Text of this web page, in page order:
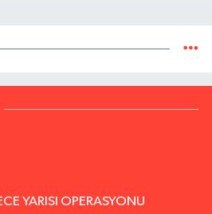
YARISI OPERASYONU